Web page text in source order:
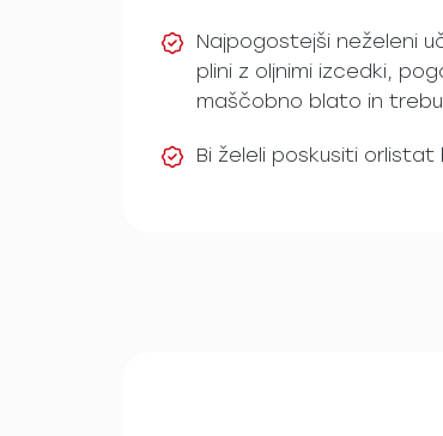
Najpogostejši neželeni
plini z oljnimi izcedki,
maščobno blato in
Bi želeli poskusiti